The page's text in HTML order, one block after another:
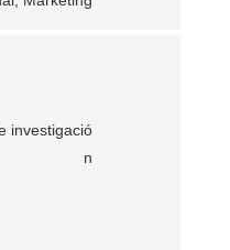
investigació
n